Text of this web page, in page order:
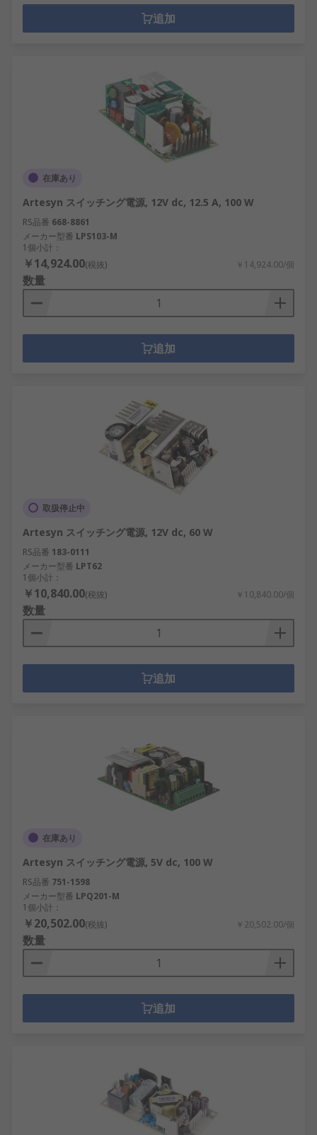
追加
在庫あり
Artesyn スイッチング電源, 12V dc, 12.5 A, 100 W
RS品番 668-8861
メーカー型番 LPS103-M
1個小計：
￥14,924.00(税抜) ￥14,924.00/個
数量
追加
取扱停止中
Artesyn スイッチング電源, 12V dc, 60 W
RS品番 183-0111
メーカー型番 LPT62
1個小計：
￥10,840.00(税抜) ￥10,840.00/個
数量
追加
在庫あり
Artesyn スイッチング電源, 5V dc, 100 W
RS品番 751-1598
メーカー型番 LPQ201-M
1個小計：
￥20,502.00(税抜) ￥20,502.00/個
数量
追加